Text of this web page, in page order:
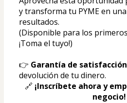
y transforma tu PYME en
resultados.
(Disponible para los
¡Toma el tuyo!)
👉 Garantía de satisfacción
devolución de tu dinero.
🔗 ¡Inscríbete ahora y
negocio!